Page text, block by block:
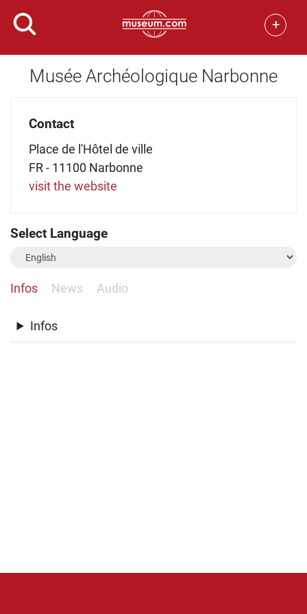
+
Musée Archéologique Narbonne
Contact
Place de l'Hôtel de ville
FR - 11100 Narbonne
visit the website
Select Language
Infos News Audio
Infos